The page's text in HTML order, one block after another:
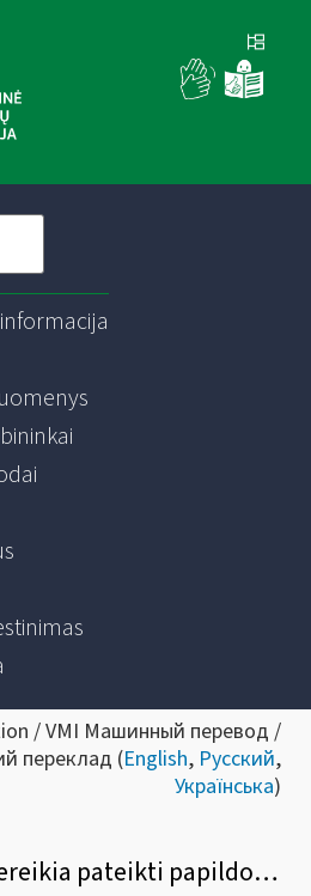
/ VMI Машинный перевод /
переклад (English, Русский,
Українська)
Kada gyventojui nereikia pateikti papildomų dokumentų, teikiant prašymą dėl mokesčių (gyventojų pajamų, žemės ar kt.) mokėjimo išdėstymo dalimis?